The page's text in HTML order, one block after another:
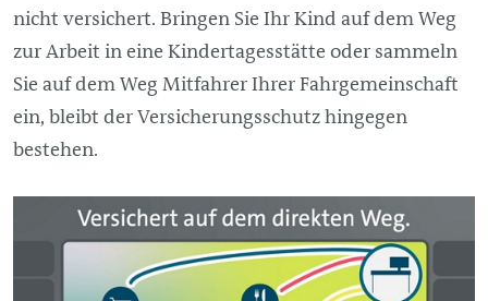
nicht versichert. Bringen Sie Ihr Kind auf dem Weg
zur Arbeit in eine Kindertagesstätte oder sammeln
Sie auf dem Weg Mitfahrer Ihrer Fahrgemeinschaft
ein, bleibt der Versicherungsschutz hingegen
bestehen.